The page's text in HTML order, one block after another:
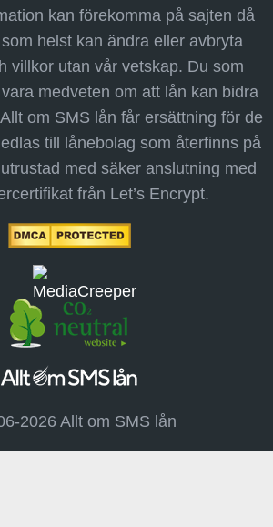
kan förekomma på sajten då
helst kan ändra eller avbryta
villkor utan vår vetskap. Du som
medveten om att lån kan bidra
om SMS lån får ersättning för de
till lånebolag som återfinns på
med säker anslutning med
från Let’s Encrypt.
2026 Allt om SMS lån